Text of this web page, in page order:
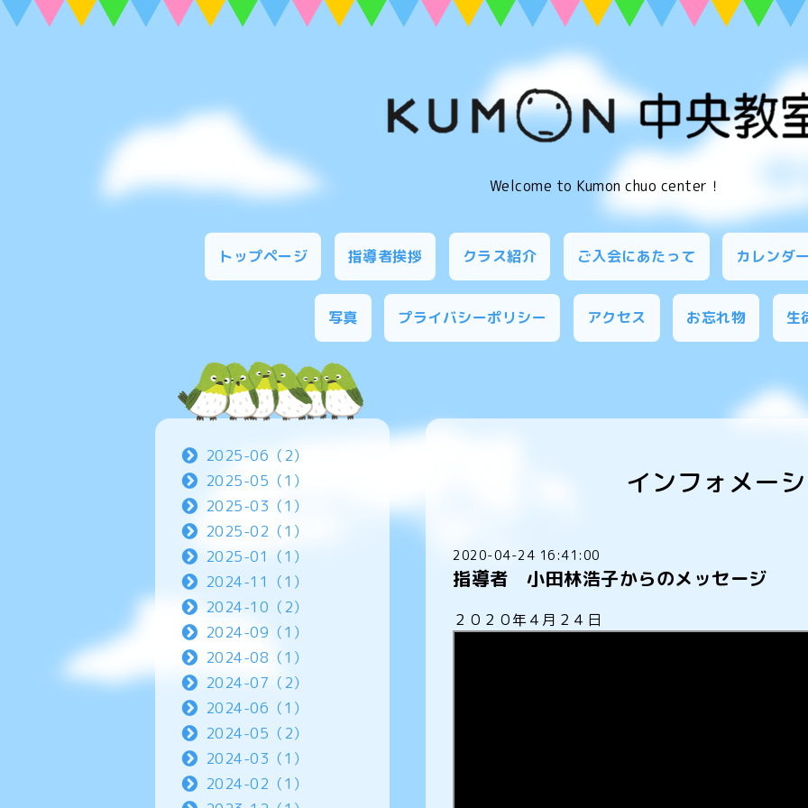
Welcome to Kumon chuo center！
トップページ 指導者挨拶 クラス紹介 ご入会にあたって カレンダ
写真 プライバシーポリシー アクセス お忘れ物 生
インフォメー
2020-04-24 16:41:00
指導者 小田林浩子からのメッセージ
２０２０年４月２４日
2025-06（2）
2025-05（1）
2025-03（1）
2025-02（1）
2025-01（1）
2024-11（1）
2024-10（2）
2024-09（1）
2024-08（1）
2024-07（2）
2024-06（1）
2024-05（2）
2024-03（1）
2024-02（1）